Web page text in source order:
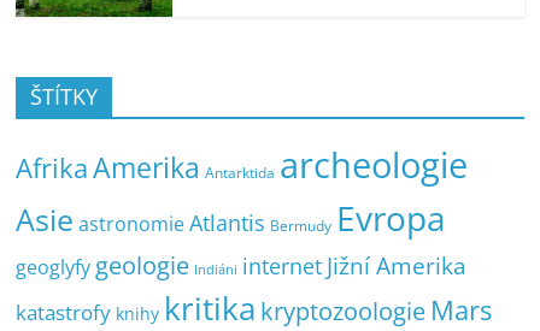
ŠTÍTKY
AfrikaAmerika Antarktida archeologie
Asie astronomie Atlantis Bermudy Evropa
geoglyfy geologie Indiáni internet Jižní Amerika
katastrofy knihy kritika kryptozoologie Mars